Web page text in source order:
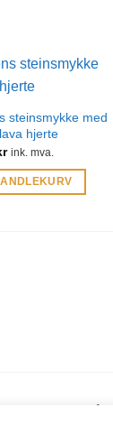
steinsmykke med
hjerte
ink. mva.